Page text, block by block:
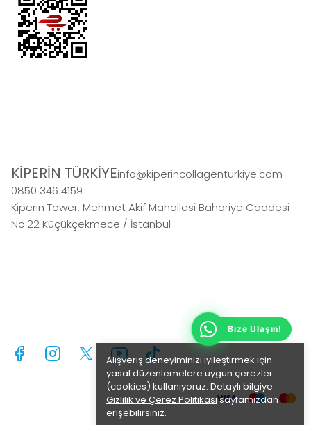
Alışveriş deneyiminizi iyileştirmek için
yasal düzenlemelere uygun çerezler
(cookies) kullanıyoruz. Detaylı bilgiye
Gizlilik ve Çerez Politikasısayfamızdan
erişebilirsiniz.
KİPERİN TÜRKİYEinfo@kiperincollagenturkiye.com
0850 346 4159
Kiperin Tower, Mehmet Akif Mahallesi Bahariye Caddesi
No:22 Küçükçekmece / İstanbul